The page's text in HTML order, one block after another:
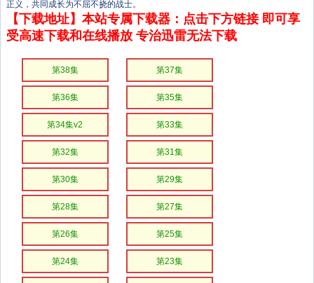
正义，共同成长为不屈不挠的战士。
【下载地址】本站专属下载器：点击下方链接 即可享
受高速下载和在线播放 专治迅雷无法下载
第38集 第37集
第36集 第35集
第34集v2 第33集
第32集 第31集
第30集 第29集
第28集 第27集
第26集 第25集
第24集 第23集